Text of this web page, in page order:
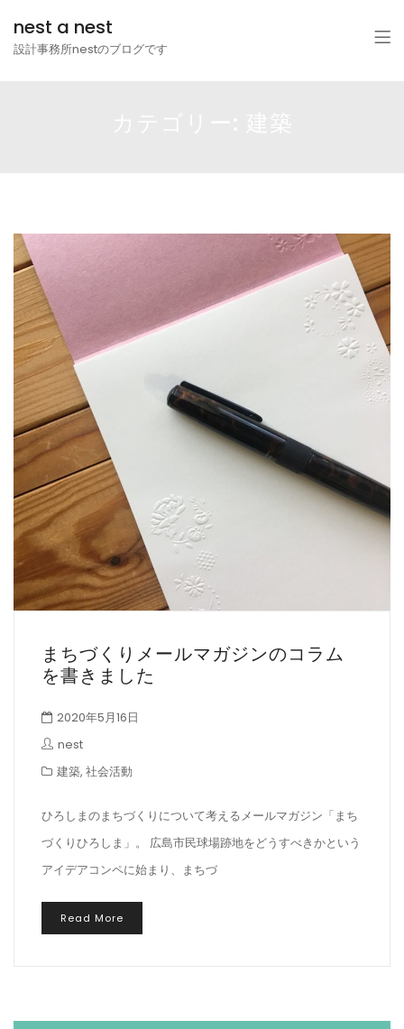
nest a nest
設計事務所nestのブログです
まちづくりメールマガジンのコラム
を書きました
2020年5月16日
nest
建築, 社会活動
ひろしまのまちづくりについて考えるメールマガジン「まち
づくりひろしま」。 広島市民球場跡地をどうすべきかという
アイデアコンペに始まり、まちづ
Read More